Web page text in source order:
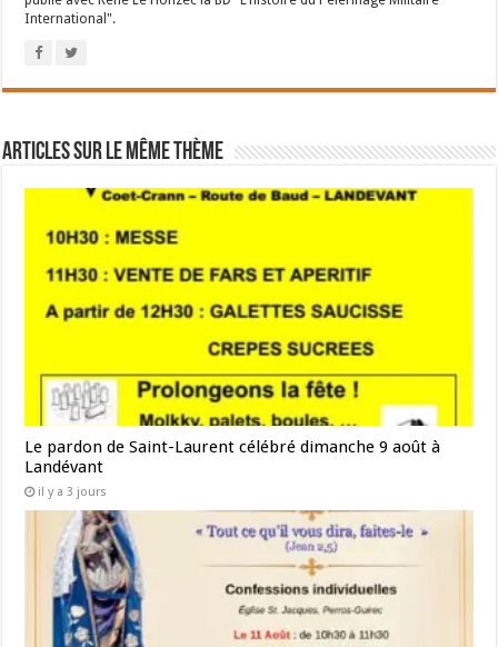
International".
Articles sur le même thème
Le pardon de Saint-Laurent célébré dimanche 9 août à
Landévant
il y a 3 jours